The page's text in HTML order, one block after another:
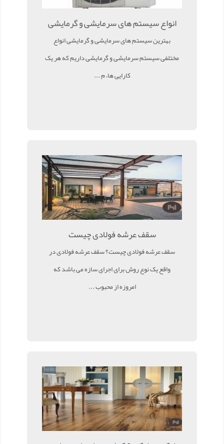
انواع سیستم های سرمایشی و گرمایشی
بهترین سیستم های سرمایشی و گرمایشی انواع
مختلفی سیستم سرمایشی و گرمایشی داریم که هر یک
کارایی ها، م ...
سقف عرشه فولادی چیست
سقف عرشه فولادی چیست؟ سقف عرشه فولادی در
واقع یک نوع روش برای اجرای سازه می باشد که
امروزه از محبوب ...